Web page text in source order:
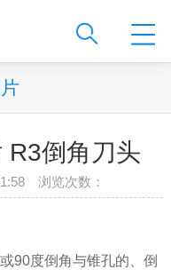
R3倒角刀头
浏览次数：
90度倒角与锥孔的、倒